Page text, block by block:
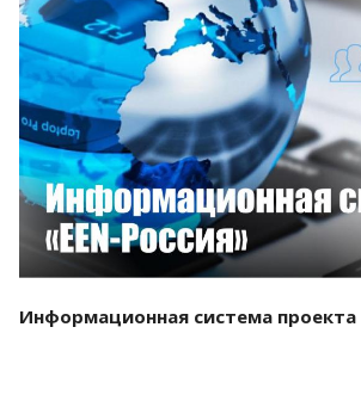
Смотреть проект
Информационная система проекта